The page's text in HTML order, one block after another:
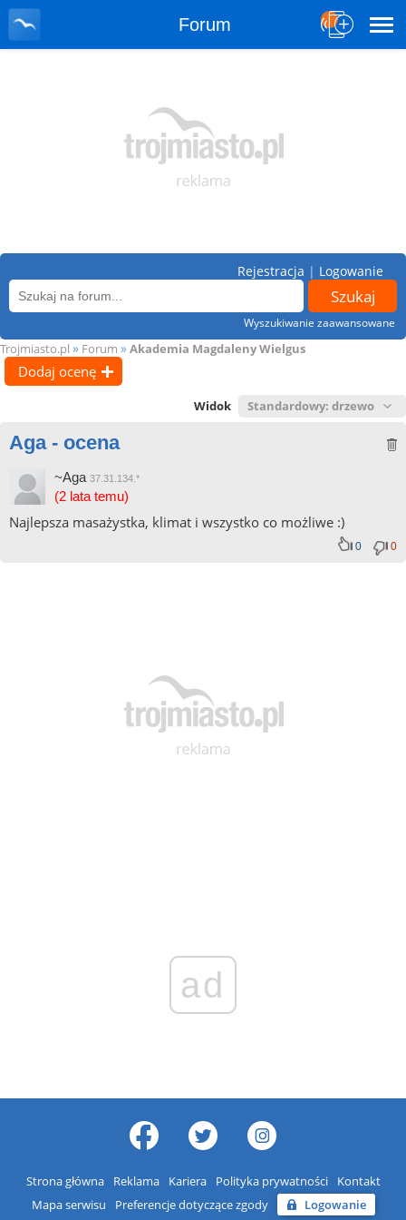
Forum
Wyszukiwanie zaawansowane
Rejestracja | Logowanie
Trojmiasto.pl » Forum » Akademia Magdaleny Wielgus
Dodaj ocenę
Widok
Aga - ocena
~Aga 37.31.134.*
(2 lata temu)
Najlepsza masażystka, klimat i wszystko co możliwe :)
0 0
ad
Strona główna Reklama Kariera Polityka prywatności
Kontakt
Mapa serwisu
Preferencje dotyczące zgody Logowanie